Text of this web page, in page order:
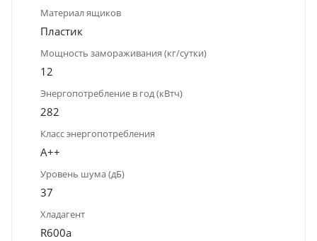
Материал ящиков
Пластик
Мощность замораживания (кг/сутки)
12
Энергопотребление в год (кВтч)
282
Класс энергопотребления
A++
Уровень шума (дБ)
37
Хладагент
R600a